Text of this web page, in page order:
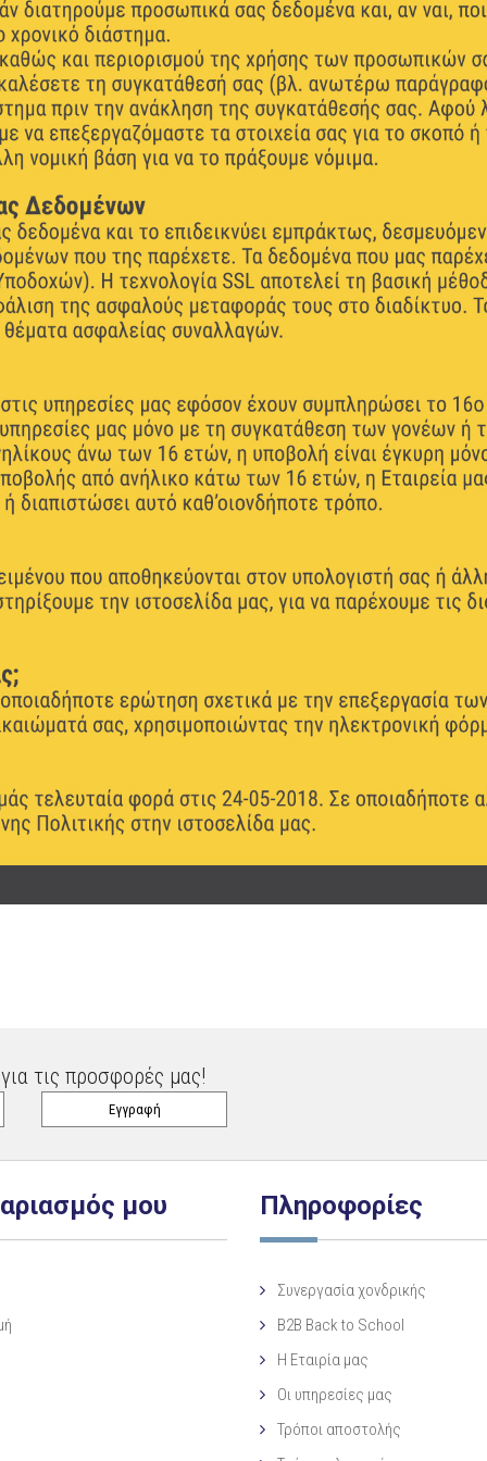
τις προσφορές μας!
μου Πληροφορίες
Συνεργασία χονδρικής
B2B Back to School
Η Eταιρία μας
Οι υπηρεσίες μας
Τρόποι αποστολής